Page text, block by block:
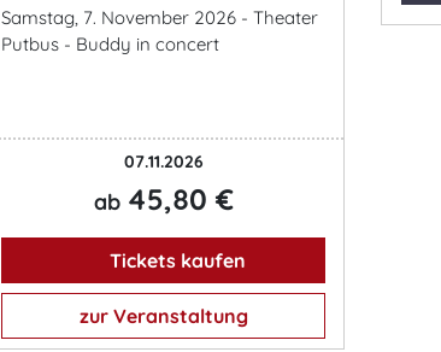
Samstag, 7. November 2026 - Theater
Putbus - Buddy in concert
07.11.2026
ab 45,80 €
Tickets kaufen
zur Veranstaltung